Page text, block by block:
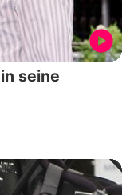
seine